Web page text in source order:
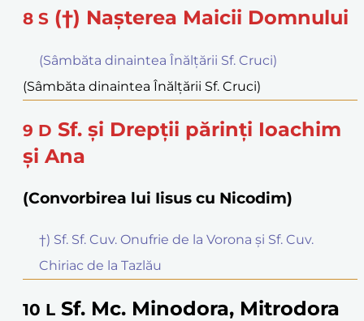
8 S (†) Naşterea Maicii Domnului
(Sâmbăta dinaintea Înălțării Sf. Cruci)
(Sâmbăta dinaintea Înălțării Sf. Cruci)
9 D Sf. şi Drepţii părinţi Ioachim
şi Ana
(Convorbirea lui Iisus cu Nicodim)
†) Sf. Sf. Cuv. Onufrie de la Vorona şi Sf. Cuv.
Chiriac de la Tazlău
10 L Sf. Mc. Minodora, Mitrodora